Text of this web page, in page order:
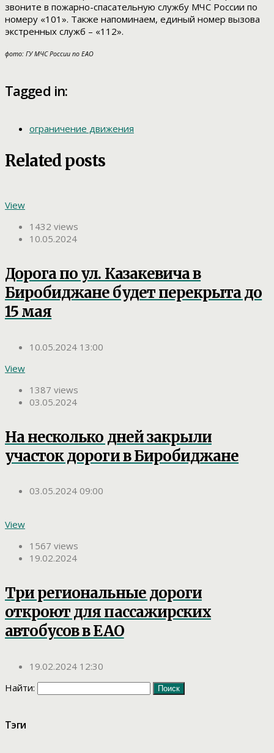
звоните в пожарно-спасательную службу МЧС России по
номеру «101». Также напоминаем, единый номер вызова
экстренных служб – «112».
фото: ГУ МЧС России по ЕАО
Tagged in:
ограничение движения
Related posts
View
1432 views
10.05.2024
Дорога по ул. Казакевича в
Биробиджане будет перекрыта до
15 мая
10.05.2024 13:00
View
1387 views
03.05.2024
На несколько дней закрыли
участок дороги в Биробиджане
03.05.2024 09:00
View
1567 views
19.02.2024
Три региональные дороги
откроют для пассажирских
автобусов в ЕАО
19.02.2024 12:30
Найти:
Тэги